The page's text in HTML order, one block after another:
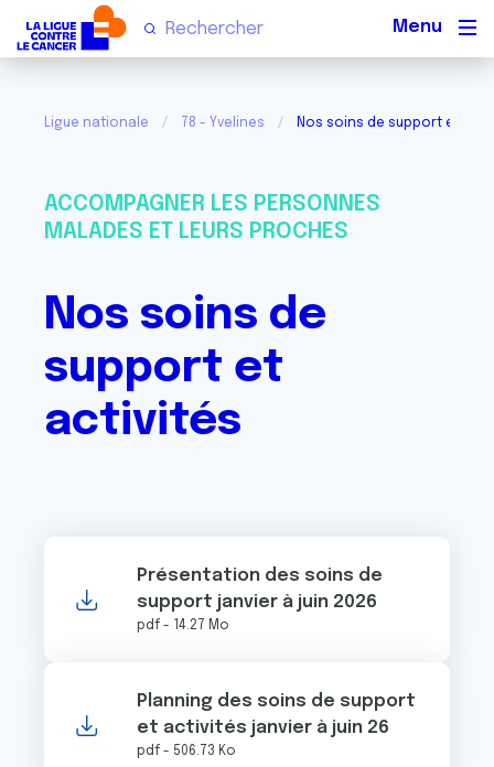
Ligue nationale 78 - Yvelines Nos soins de support et
ACCOMPAGNER LES PERSONNES
MALADES ET LEURS PROCHES
Nos soins de
support et
activités
Présentation des soins de
support janvier à juin 2026
pdf - 14.27 Mo
Planning des soins de support
et activités janvier à juin 26
pdf - 506.73 Ko